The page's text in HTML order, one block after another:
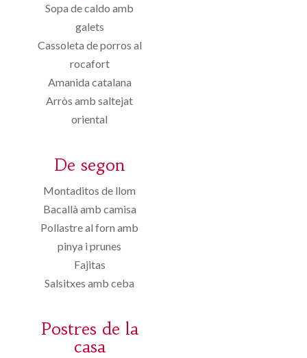
Sopa de caldo amb
galets
Cassoleta de porros al
rocafort
Amanida catalana
Arròs amb saltejat
oriental
De segon
Montaditos de llom
Bacallà amb camisa
Pollastre al forn amb
pinya i prunes
Fajitas
Salsitxes amb ceba
Postres de la
casa